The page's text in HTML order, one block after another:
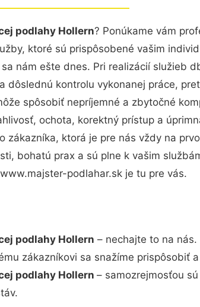
podlahy Hollern? Ponúkame vám
ktoré sú prispôsobené vašim
nám ešte dnes. Pri realizácií služieb
dôslednú kontrolu vykonanej práce,
spôsobiť nepríjemné a zbytočné
ochota, korektný prístup a
zákazníka, ktorá je pre nás vždy na
bohatú prax a sú plne k vašim
podlahar.sk je tu pre vás.
podlahy Hollern – nechajte to na
zákazníkovi sa snažíme prispôsobiť
podlahy Hollern – samozrejmosťou